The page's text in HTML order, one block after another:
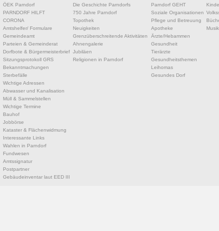
ÖEK Parndorf
PARNDORF HILFT
CORONA
Amtshelfer/ Formulare
Gemeindeamt
Parteien & Gemeinderat
Dorfbote & Bürgermeisterbrief
Sitzungsprotokoll GRS
Bekanntmachungen
Sterbefälle
Wichtige Adressen
Abwasser und Kanalisation
Müll & Sammelstellen
Wichtige Termine
Bauhof
Jobbörse
Kataster & Flächenwidmung
Interessante Links
Wahlen in Parndorf
Fundwesen
Amtssignatur
Postpartner
Gebäudeinventar laut EED III
Die Geschichte Parndorfs
750 Jahre Parndorf
Topothek
Neuigkeiten
Grenzüberschreitende Aktivitäten
Ahnengalerie
Jubiläen
Religionen in Parndorf
Parndorf GEHT
Soziale Organisationen
Pflege und Betreuung
Apotheke
Ärzte/Hebammen
Gesundheit
Tierärzte
Gesundheitsthemen
Leihomas
Gesundes Dorf